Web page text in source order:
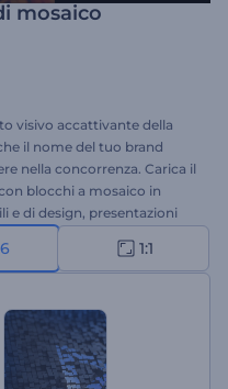
mosaico
visivo accattivante della
il nome del tuo brand
nella concorrenza. Carica il
blocchi a mosaico in
e di design, presentazioni
il tuo perfezionismo e
subito!
1:1